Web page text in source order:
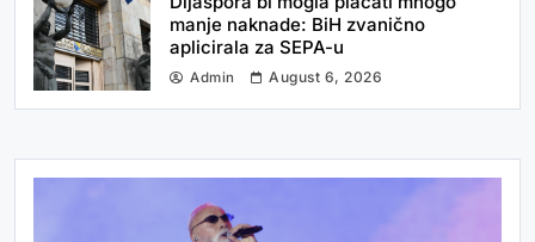
manje naknade: BiH zvanično
aplicirala za SEPA-u
Admin August 6, 2026